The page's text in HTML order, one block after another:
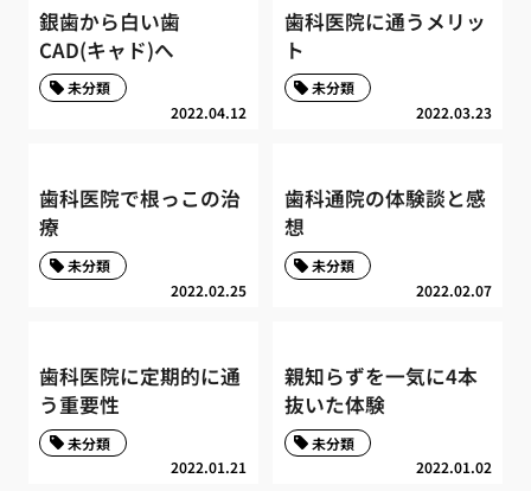
銀歯から白い歯
CAD(キャド)へ
2022.04.12
未分類
歯科医院に通うメリッ
ト
2022.03.23
未分類
歯科医院で根っこの治
療
2022.02.25
未分類
歯科通院の体験談と感
想
2022.02.07
未分類
歯科医院に定期的に通
う重要性
2022.01.21
未分類
親知らずを一気に4本
抜いた体験
2022.01.02
未分類